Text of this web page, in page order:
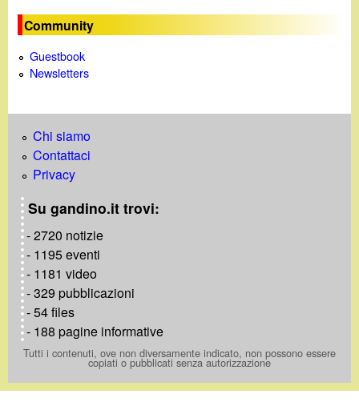
Community
Guestbook
Newsletters
Chi siamo
Contattaci
Privacy
Su gandino.it trovi:
- 2720 notizie
- 1195 eventi
- 1181 video
- 329 pubblicazioni
- 54 files
- 188 pagine informative
Tutti i contenuti, ove non diversamente indicato, non possono essere
copiati o pubblicati senza autorizzazione